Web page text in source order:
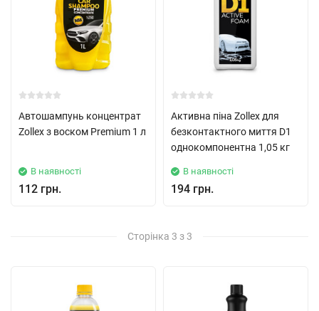
Автошампунь концентрат
Zollex з воском Premium 1 л
В наявності
112 грн.
Активна піна Zollex для
безконтактного миття D1
однокомпонентна 1,05 кг
В наявності
194 грн.
Сторінка 3 з 3